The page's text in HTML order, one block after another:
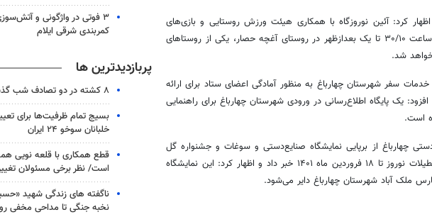
اظهار کرد: آئین نوروزگاهبا همکاری هیئت ورزش روستایی و بازی‌های
آغچهحصار، یکی از روستاهای
خواهد شد.
سفر شهرستان چهارباغ به منظور آمادگی اعضای ستاد برای ارائه
یک پایگاه اطلاع‌رسانی در ورودی شهرستان چهارباغ برای راهنمایی
است.
چهارباغ از برپایی نمایشگاه صنایع‌دستی و سوغات و جشنواره گل
پامچال با مشارکت شهرداری چهارباغ در ایام تعطیلات نوروز تا ۱۸ فروردین ماه ۱۴۰۱ خبر داد و اظهار کرد: این نمایشگاه
ملک آباد شهرستان چهارباغ دایر می‌شود.
کمربندی شرقی ایلام
پربازدیدترین ها
۸ کشته در دو تصادف شب گذشته
بسیج تمام ظرفیت‌ها برای
خلبانان سوخو ۲۴ ایران
قطع همکاری با قلعه نویی
است/ نظر برخی مسئولان
ناگفته های زندگی شهید
نخبه جنگی تا مداحی مخفی